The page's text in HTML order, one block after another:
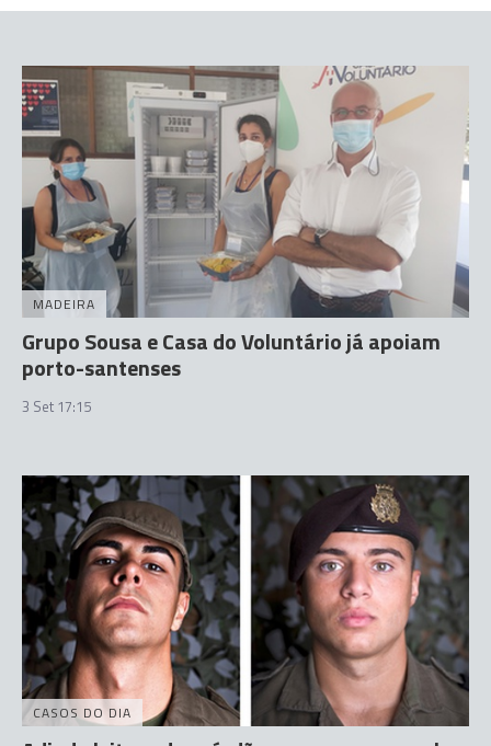
MADEIRA
Grupo Sousa e Casa do Voluntário já apoiam
porto-santenses
3 Set 17:15
CASOS DO DIA